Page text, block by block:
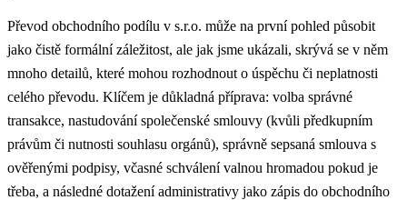
Převod obchodního podílu v s.r.o. může na první pohled působit
jako čistě formální záležitost, ale jak jsme ukázali, skrývá se v něm
mnoho detailů, které mohou rozhodnout o úspěchu či neplatnosti
celého převodu. Klíčem je důkladná příprava: volba správné
transakce, nastudování společenské smlouvy (kvůli předkupním
právům či nutnosti souhlasu orgánů), správně sepsaná smlouva s
ověřenými podpisy, včasné schválení valnou hromadou pokud je
třeba, a následné dotažení administrativy jako zápis do obchodního